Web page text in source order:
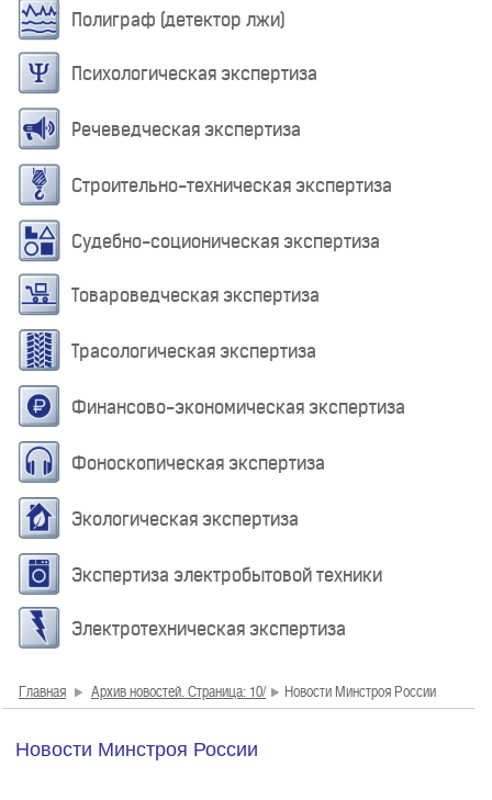
Полиграф (детектор лжи)
Психологическая экспертиза
Речеведческая экспертиза
Строительно-техническая экспертиза
Судебно-соционическая экспертиза
Товароведческая экспертиза
Трасологическая экспертиза
Финансово-экономическая экспертиза
Фоноскопическая экспертиза
Экологическая экспертиза
Экспертиза электробытовой техники
Электротехническая экспертиза
Главная Архив новостей. Страница: 10/ Новости Минстроя России
Новости Минстроя России